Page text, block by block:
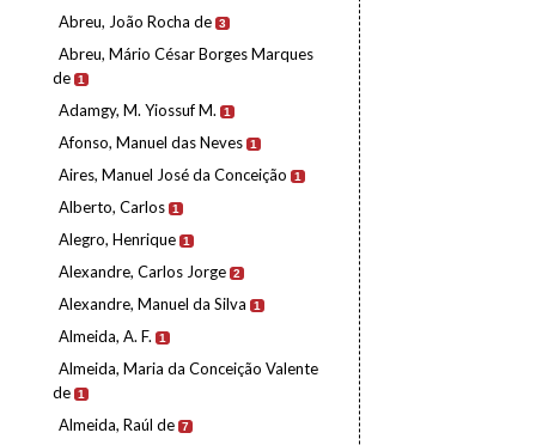
Abreu, João Rocha de 3
Abreu, Mário César Borges Marques
de 1
Adamgy, M. Yiossuf M. 1
Afonso, Manuel das Neves 1
Aires, Manuel José da Conceição 1
Alberto, Carlos 1
Alegro, Henrique 1
Alexandre, Carlos Jorge 2
Alexandre, Manuel da Silva 1
Almeida, A. F. 1
Almeida, Maria da Conceição Valente
de 1
Almeida, Raúl de 7